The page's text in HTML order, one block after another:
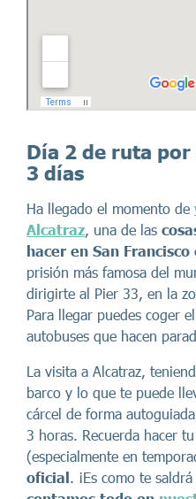
Día 2 de ruta por
3 días
Ha llegado el momento de
Alcatraz , una de las
hacer en San Francisco
prisión más famosa del
dirigirte al Pier 33, en la
Para llegar puedes coger
autobuses que hacen
La visita a Alcatraz,
barco y lo que te puede
cárcel de forma
3 horas. Recuerda hacer
(especialmente en
oficial . ¡Es como te